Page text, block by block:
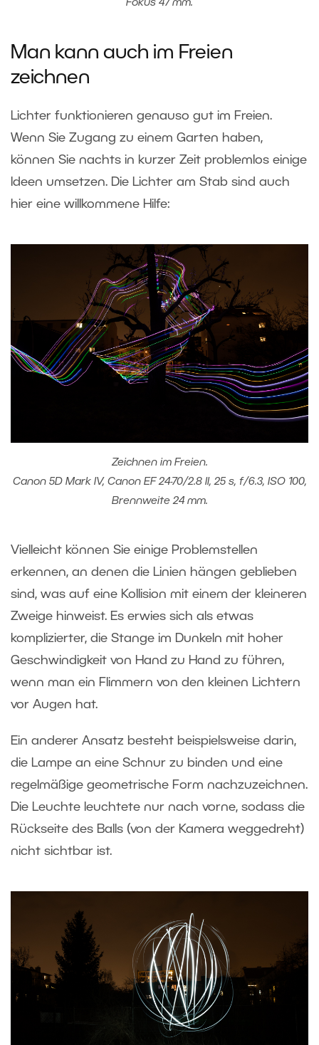
Fokus 47 mm.
Man kann auch im Freien
zeichnen
Lichter funktionieren genauso gut im Freien.
Wenn Sie Zugang zu einem Garten haben,
können Sie nachts in kurzer Zeit problemlos einige
Ideen umsetzen. Die Lichter am Stab sind auch
hier eine willkommene Hilfe:
Zeichnen im Freien.
Canon 5D Mark IV, Canon EF 24-70/2.8 II, 25 s, f/6.3, ISO 100,
Brennweite 24 mm.
Vielleicht können Sie einige Problemstellen
erkennen, an denen die Linien hängen geblieben
sind, was auf eine Kollision mit einem der kleineren
Zweige hinweist. Es erwies sich als etwas
komplizierter, die Stange im Dunkeln mit hoher
Geschwindigkeit von Hand zu Hand zu führen,
wenn man ein Flimmern von den kleinen Lichtern
vor Augen hat.
Ein anderer Ansatz besteht beispielsweise darin,
die Lampe an eine Schnur zu binden und eine
regelmäßige geometrische Form nachzuzeichnen.
Die Leuchte leuchtete nur nach vorne, sodass die
Rückseite des Balls (von der Kamera weggedreht)
nicht sichtbar ist.